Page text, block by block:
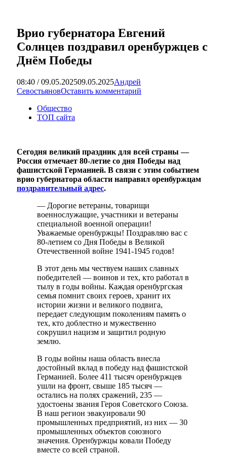
Врио губернатора Евгений
Солнцев поздравил оренбуржцев с
Днём Победы
08:40 / 09.05.202509.05.2025Андрей
СевостьяновОставить комментарий
Общество
ТОП сайта
Сегодня великий праздник для всей страны —
Россия отмечает 80-летие со дня Победы над
фашистской Германией. В связи с этим событием
врио губернатора области направил оренбуржцам
поздравительный адрес.
— Дорогие ветераны, товарищи
военнослужащие, участники и ветераны
специальной военной операции!
Уважаемые оренбуржцы! Поздравляю вас с
80-летием со Дня Победы в Великой
Отечественной войне 1941-1945 годов!
В этот день мы чествуем наших славных
победителей — воинов и тех, кто работал в
тылу в годы войны. Каждая оренбургская
семья помнит своих героев, хранит их
истории жизни и великого подвига,
передает следующим поколениям память о
тех, кто доблестно и мужественно
сокрушил нацизм и защитил родную
землю.
В годы войны наша область внесла
достойный вклад в победу над фашистской
Германией. Более 411 тысяч оренбуржцев
ушли на фронт, свыше 185 тысяч —
остались на полях сражений, 235 —
удостоены звания Героя Советского Союза.
В наш регион эвакуировали 90
промышленных предприятий, из них — 30
промышленных объектов союзного
значения. Оренбуржцы ковали Победу
вместе со всей страной.